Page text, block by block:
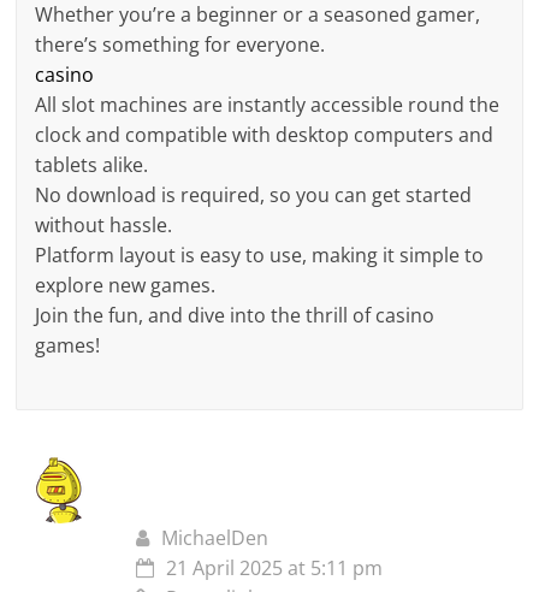
Whether you’re a beginner or a seasoned gamer,
there’s something for everyone.
casino
All slot machines are instantly accessible round the
clock and compatible with desktop computers and
tablets alike.
No download is required, so you can get started
without hassle.
Platform layout is easy to use, making it simple to
explore new games.
Join the fun, and dive into the thrill of casino
games!
MichaelDen
21 April 2025 at 5:11 pm